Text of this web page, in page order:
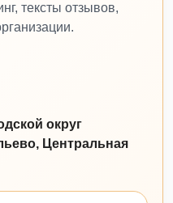
тексты отзывов,
округ
Центральная